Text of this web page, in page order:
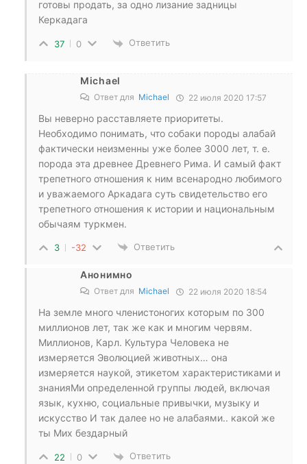
готовы продать, за одно лизание задницы
Керкадага
37 0 Ответить
Michael
Ответ для Michael 22 июля 2020 17:57
Вы неверно расставляете приоритеты.
Необходимо понимать, что собаки породы алабай
фактически неизменны уже более 3000 лет, т. е.
порода эта древнее Древнего Рима. И самый факт
трепетного отношения к ним всенародно любимого
и уважаемого Аркадага суть свидетельство его
трепетного отношения к истории и национальным
обычаям туркмен.
3 -32 Ответить
Анонимно
Ответ для Michael 22 июля 2020 18:54
На земле много членистоногих которым по 300
миллионов лет, так же как и многим червям.
Миллионов, Карл. Культура Человека не
измеряется Эволюцией животных… она
измеряется наукой, этикетом характеристиками и
знанияМи определенной группы людей, включая
язык, кухню, социальные привычки, музыку и
искусство И так далее но не алабаями.. какой же
ты Мих бездарный
22 0 Ответить